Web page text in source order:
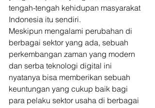
tengah-tengah kehidupan masyarakat
Indonesia itu sendiri.
Meskipun mengalami perubahan di
berbagai sektor yang ada, sebuah
perkembangan zaman yang modern
dan serba teknologi digital ini
nyatanya bisa memberikan sebuah
keuntungan yang cukup baik bagi
para pelaku sektor usaha di berbagai